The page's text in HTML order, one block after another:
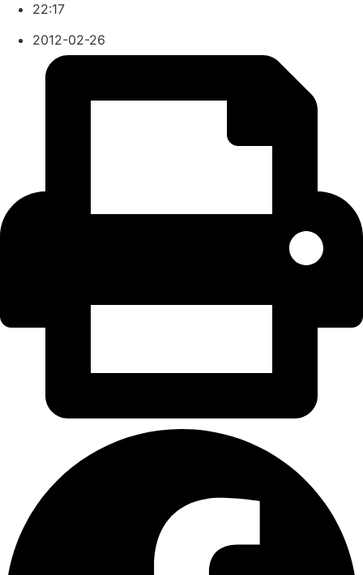
22:17
2012-02-26